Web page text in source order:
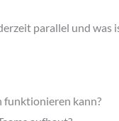
parallel und was
funktionieren kann?